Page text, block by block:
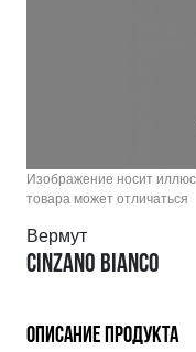
Изображение носит
товара может отличаться
Вермут
CINZANO BIANCO
ОПИСАНИЕ ПРОДУКТА